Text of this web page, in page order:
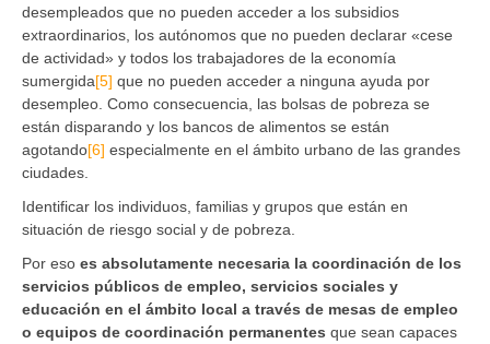
desempleados que no pueden acceder a los subsidios
extraordinarios, los autónomos que no pueden declarar «cese
de actividad» y todos los trabajadores de la economía
sumergida[5] que no pueden acceder a ninguna ayuda por
desempleo. Como consecuencia, las bolsas de pobreza se
están disparando y los bancos de alimentos se están
agotando[6] especialmente en el ámbito urbano de las grandes
ciudades.
Identificar los individuos, familias y grupos que están en
situación de riesgo social y de pobreza.
Por eso es absolutamente necesaria la coordinación de los
servicios públicos de empleo, servicios sociales y
educación en el ámbito local a través de mesas de empleo
o equipos de coordinación permanentes que sean capaces